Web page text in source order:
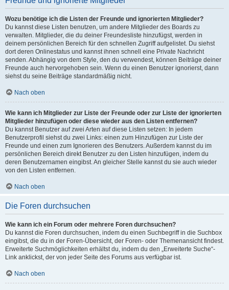
Wozu benötige ich die Listen der Freunde und ignorierten Mitglieder?
Du kannst diese Listen benutzen, um andere Mitglieder des Boards zu
verwalten. Mitglieder, die du deiner Freundesliste hinzufügst, werden in
deinem persönlichen Bereich für den schnellen Zugriff aufgelistet. Du siehst
dort deren Onlinestatus und kannst ihnen schnell eine Private Nachricht
senden. Abhängig von dem Style, den du verwendest, können Beiträge deiner
Freunde auch hervorgehoben sein. Wenn du einen Benutzer ignorierst, dann
siehst du seine Beiträge standardmäßig nicht.
Nach oben
Wie kann ich Mitglieder zur Liste der Freunde oder zur Liste der ignorierten
Mitglieder hinzufügen oder diese wieder aus den Listen entfernen?
Du kannst Benutzer auf zwei Arten auf diese Listen setzen: In jedem
Benutzerprofil siehst du zwei Links: einen zum Hinzufügen zur Liste der
Freunde und einen zum Ignorieren des Benutzers. Außerdem kannst du im
persönlichen Bereich direkt Benutzer zu den Listen hinzufügen, indem du
deren Benutzernamen eingibst. An gleicher Stelle kannst du sie auch wieder
von den Listen entfernen.
Nach oben
Die Foren durchsuchen
Wie kann ich ein Forum oder mehrere Foren durchsuchen?
Du kannst die Foren durchsuchen, indem du einen Suchbegriff in die Suchbox
eingibst, die du in der Foren-Übersicht, der Foren- oder Themenansicht findest.
Erweiterte Suchmöglichkeiten erhältst du, indem du den „Erweiterte Suche“-
Link anklickst, der von jeder Seite des Forums aus verfügbar ist.
Nach oben